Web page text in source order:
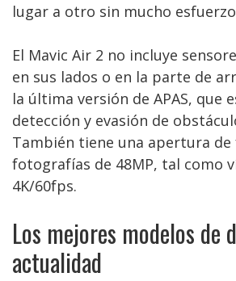
lugar a otro sin mucho
El Mavic Air 2 no incluye
en sus lados o en la parte de
la última versión de APAS, que
detección y evasión de
También tiene una apertura de
fotografías de 48MP, tal como
4K/60fps.
Los mejores modelos de
actualidad